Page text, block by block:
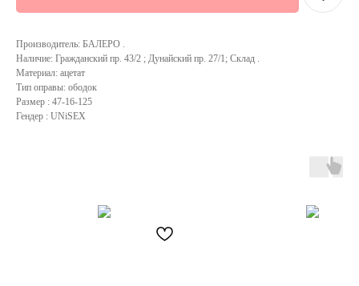
Производитель: БАЛЕРО .
Наличие: Гражданский пр. 43/2 ; Дунайский пр. 27/1; Склад .
Материал: ацетат
Тип оправы: ободок
Размер : 47-16-125
Гендер : UNiSEX